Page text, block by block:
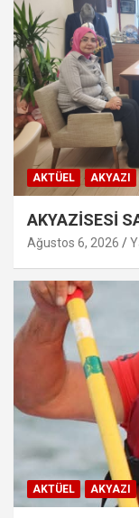
AKTÜEL AKYAZI
AKYAZİSESİ
Ağustos 6, 2026
AKTÜEL AKYAZI